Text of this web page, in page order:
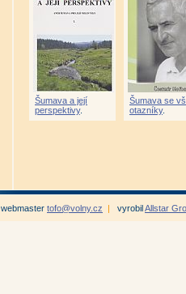
Šumava a její
perspektivy.
Šumava se
otazníky.
webmaster tofo@volny.cz | vyrobilAllstar